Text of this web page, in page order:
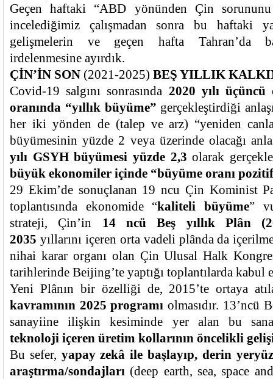
Geçen haftaki “ABD yönünden Çin
incelediğimiz çalışmadan sonra bu haftaki
gelişmelerin ve geçen hafta Tahran’da
irdelenmesine ayırdık.
ÇİN’İN SON (2021-2025) BEŞ YILLIK
Covid-19 salgını sonrasında 2020 yılı
oranında “yıllık büyüme” gerçekleştirdiği
her iki yönden de (talep ve arz) “yeniden
büyümesinin yüzde 2 veya üzerinde olacağı
yılı GSYH büyümesi yüzde 2,3olarak
büyük ekonomiler içinde “büyüme oranı
29 Ekim’de sonuçlanan 19 ncu Çin Kominist
toplantısında ekonomide “kaliteli büyüme”
strateji, Çin’in 14 ncü Beş yıllık Plân
2035 yıllarını içeren orta vadeli plânda da
nihai karar organı olan Çin Ulusal Halk
tarihlerinde Beijing’te yaptığı toplantılarda kabul
Yeni Plânın bir özelliği de, 2015’te ortaya
kavramının 2025 programı olmasıdır. 13’ncü
sanayiine ilişkin kesiminde yer alan bu
teknoloji içeren üretim kollarının öncelikli
Bu sefer, yapay zekâ ile başlayıp, derin
araştırma/sondajları (deep earth, sea, space